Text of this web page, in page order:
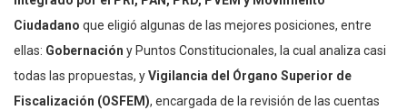
Ciudadano que eligió algunas de las mejores posiciones, entre
ellas: Gobernación y Puntos Constitucionales, la cual analiza casi
todas las propuestas, yVigilancia del Órgano Superior de
Fiscalización (OSFEM), encargada de la revisión de las cuentas